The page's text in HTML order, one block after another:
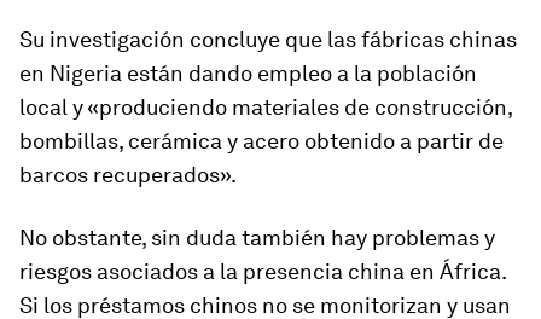
Su investigación concluye que las fábricas chinas
en Nigeria están dando empleo a la población
local y «produciendo materiales de construcción,
bombillas, cerámica y acero obtenido a partir de
barcos recuperados».
No obstante, sin duda también hay problemas y
riesgos asociados a la presencia china en África.
Si los préstamos chinos no se monitorizan y usan